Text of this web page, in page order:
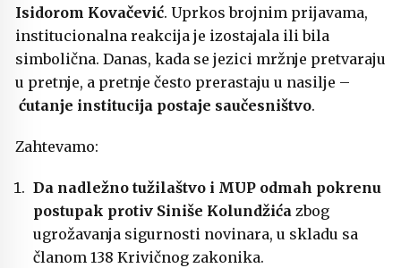
Isidorom Kovačević. Uprkos brojnim prijavama,
institucionalna reakcija je izostajala ili bila
simbolična. Danas, kada se jezici mržnje pretvaraju
u pretnje, a pretnje često prerastaju u nasilje –
ćutanje institucija postaje saučesništvo.
Zahtevamo:
Da nadležno tužilaštvo i MUP odmah pokrenu
postupak protiv Siniše Kolundžića zbog
ugrožavanja sigurnosti novinara, u skladu sa
članom 138 Krivičnog zakonika.